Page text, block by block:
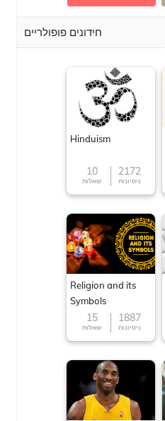
חידונים פופולריים
Hinduism
10
שאלות
2172
ניסיונות
Religion and its
Symbols
15
שאלות
1887
ניסיונות